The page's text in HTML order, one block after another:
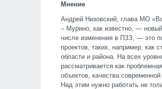
Мнение
Андрей Низовский, глава МО
– Мурино, как известно, —
числе изменения в ПЗЗ, — это
проектов, таких, например, как
области и района. На всех
рассматривается как
объектов, качества
Над этим нужно работать не